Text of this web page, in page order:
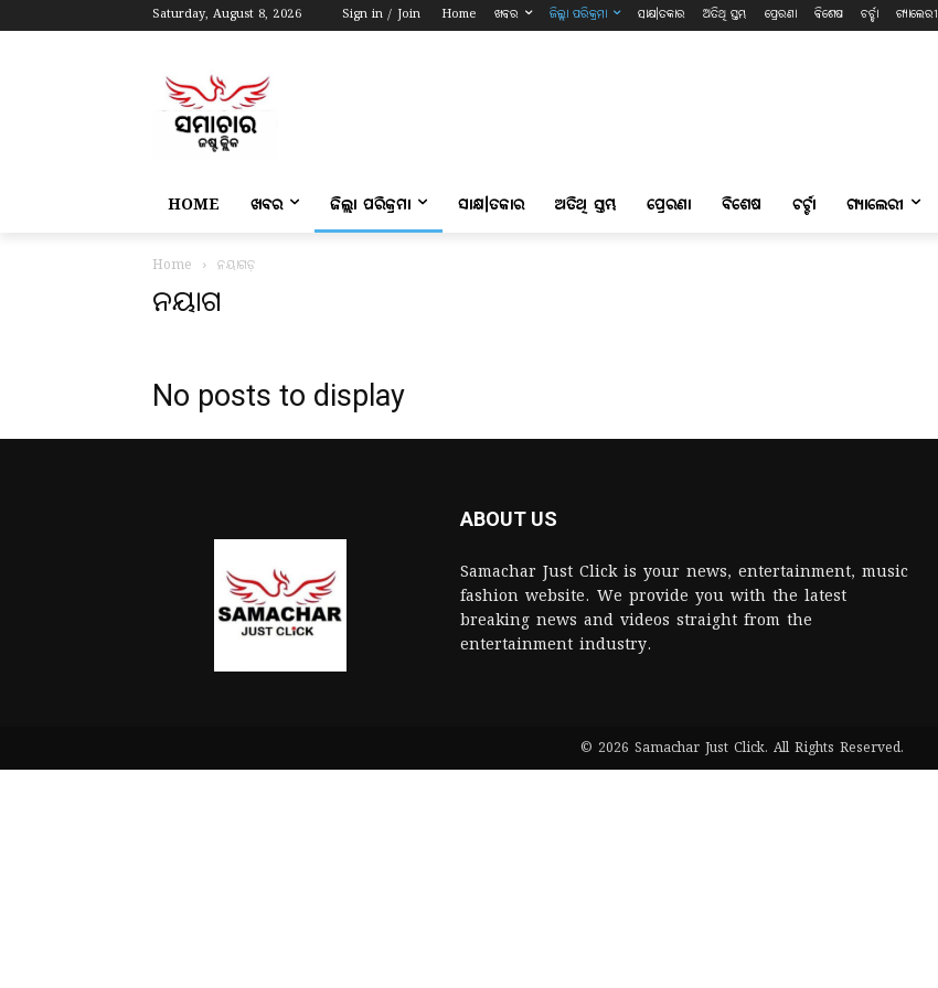
Saturday, August 8, 2026 Sign in / Join Home ଖବର ଜିଲ୍ଲା ପରିକ୍ରମା ସାକ୍ଷ।ତକାର ଅତିଥି ସ୍ତମ୍ଭ ପ୍ରେରଣା ବିଶେଷ ଚର୍ଚ୍ଚା ଗ୍ୟାଲେରୀ
HOME ଖବର ଜିଲ୍ଲା ପରିକ୍ରମା ସାକ୍ଷ।ତକାର ଅତିଥି ସ୍ତମ୍ଭ ପ୍ରେରଣା ବିଶେଷ ଚର୍ଚ୍ଚା ଗ୍ୟାଲେରୀ
Home ନୟାଗଡ଼
ନୟାଗଡ଼
No posts to display
ABOUT US
Samachar Just Click is your news, entertainment, music
fashion website. We provide you with the latest
breaking news and videos straight from the
entertainment industry.
© 2026 Samachar Just Click. All Rights Reserved.